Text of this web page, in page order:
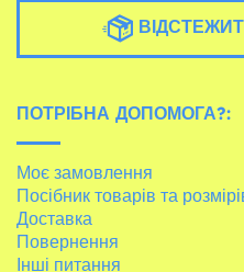
ПОТРІБНА ДОПОМОГА?:
Моє замовлення
Посібник товарів та
Доставка
Повернення
Інші питання